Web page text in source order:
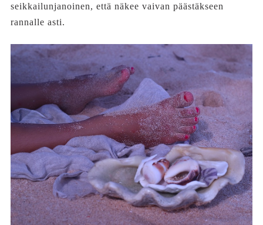
seikkailunjanoinen, että näkee vaivan päästäkseen
rannalle asti.